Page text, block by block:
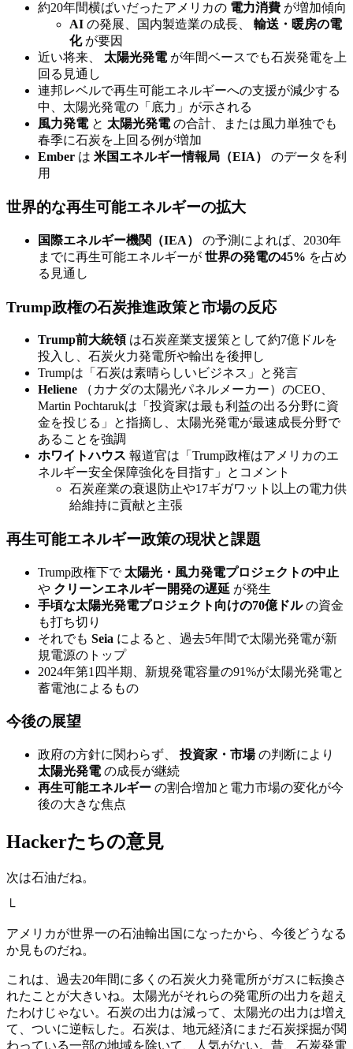
約20年間横ばいだったアメリカの 電力消費 が増加傾向
AI の発展、国内製造業の成長、 輸送・暖房の電
化が要因
近い将来、 太陽光発電が年間ベースでも石炭発電を上
回る見通し
連邦レベルで再生可能エネルギーへの支援が減少する
中、太陽光発電の「底力」が示される
風力発電と 太陽光発電の合計、または風力単独でも
春季に石炭を上回る例が増加
Ember は 米国エネルギー情報局（EIA）
のデータを利
用
世界的な再生可能エネルギーの拡大
国際エネルギー機関（IEA）
の予測によれば、2030年
までに再生可能エネルギーが 世界の発電の45% を占め
る見通し
Trump政権の石炭推進政策と市場の反応
Trump前大統領は石炭産業支援策として約7億ドルを
投入し、石炭火力発電所や輸出を後押し
Trumpは「石炭は素晴らしいビジネス」と発言
Heliene （カナダの太陽光パネルメーカー）のCEO、
Martin Pochtarukは「投資家は最も利益の出る分野に資
金を投じる」と指摘し、太陽光発電が最速成長分野で
あることを強調
ホワイトハウス 報道官は「Trump政権はアメリカのエ
ネルギー安全保障強化を目指す」とコメント
石炭産業の衰退防止や17ギガワット以上の電力供
給維持に貢献と主張
再生可能エネルギー政策の現状と課題
Trump政権下で 太陽光・風力発電プロジェクトの中止
や クリーンエネルギー開発の遅延 が発生
手頃な太陽光発電プロジェクト向けの70億ドルの資金
も打ち切り
それでも Seia によると、過去5年間で太陽光発電が新
規電源のトップ
2024年第1四半期、新規発電容量の91%が太陽光発電と
蓄電池によるもの
今後の展望
政府の方針に関わらず、投資家・市場の判断により
太陽光発電の成長が継続
再生可能エネルギー の割合増加と電力市場の変化が今
後の大きな焦点
Hackerたちの意見
次は石油だね。
└
アメリカが世界一の石油輸出国になったから、今後どうなる
か見ものだね。
これは、過去20年間に多くの石炭火力発電所がガスに転換さ
れたことが大きいね。太陽光がそれらの発電所の出力を超え
たわけじゃない。石炭の出力は減って、太陽光の出力は増え
て、ついに逆転した。石炭は、地元経済にまだ石炭採掘が関
わっている一部の地域を除いて、人気がない。昔、石炭発電